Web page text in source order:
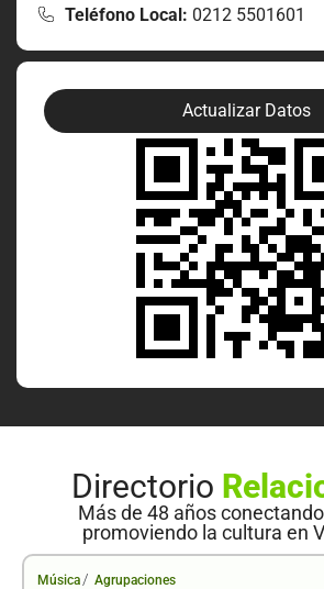
Teléfono Local: 0212 5501601
Actualizar Datos
Directorio
Más de 48 años
promoviendo la cultura en
Música / Agrupaciones